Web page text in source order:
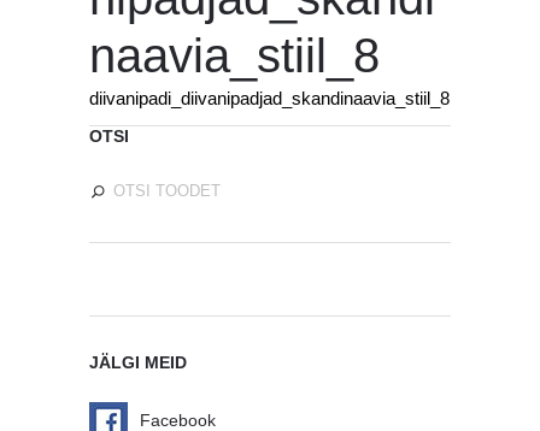
naavia_stiil_8
diivanipadi_diivanipadjad_skandinaavia_stiil_8
OTSI
JÄLGI MEID
Facebook